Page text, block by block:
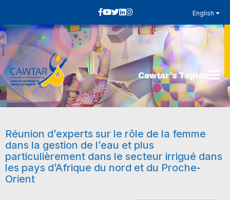
English
Cawtar’s Topics
Réunion d’experts sur le rôle de la femme
dans la gestion de l’eau et plus
particulièrement dans le secteur irrigué dans
les pays d’Afrique du nord et du Proche-
Orient